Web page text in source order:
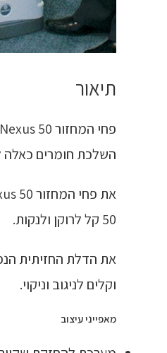
תיאור
השלכת חומרים
50 קל לרוקן ולנקות.
את הדלת החזיתית
וקלים לניגוב וניקוי.
מאפייני עיצוב